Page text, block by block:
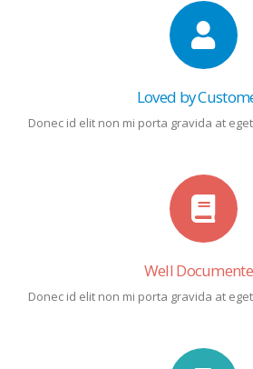
Loved by
Donec id elit non mi porta gravida at
Well
Donec id elit non mi porta gravida at